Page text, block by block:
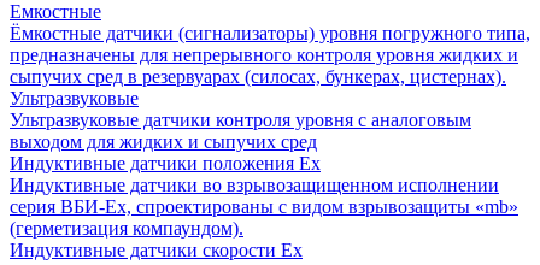
Емкостные
Ёмкостные датчики (сигнализаторы) уровня погружного типа,
предназначены для непрерывного контроля уровня жидких и
сыпучих сред в резервуарах (силосах, бункерах, цистернах).
Ультразвуковые
Ультразвуковые датчики контроля уровня с аналоговым
выходом для жидких и сыпучих сред
Индуктивные датчики положения Ех
Индуктивные датчики во взрывозащищенном исполнении
серия ВБИ-Ех, спроектированы с видом взрывозащиты «mb»
(герметизация компаундом).
Индуктивные датчики скорости Ех